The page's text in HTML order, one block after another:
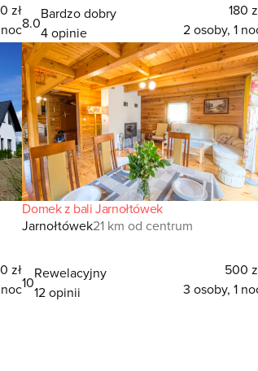
zł
8.0
Bardzo dobry
4 opinie
180
2 osoby, 1
zł
Domek z bali Jarnołtówek
Jarnołtówek21 km od centrum
10
Rewelacyjny
12 opinii
500
3 osoby, 1